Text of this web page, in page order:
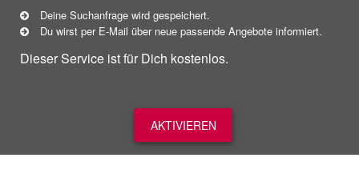
Deine Suchanfrage wird gespeichert.
Du wirst per E-Mail über neue passende Angebote informiert.
Dieser Service ist für Dich kostenlos.
AKTIVIEREN